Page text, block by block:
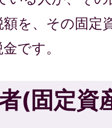
額を、その固定
です。
(固定資